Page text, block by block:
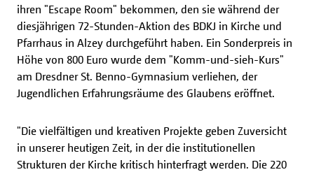
ihren "Escape Room" bekommen, den sie während der
diesjährigen 72-Stunden-Aktion des BDKJ in Kirche und
Pfarrhaus in Alzey durchgeführt haben. Ein Sonderpreis in
Höhe von 800 Euro wurde dem "Komm-und-sieh-Kurs"
am Dresdner St. Benno-Gymnasium verliehen, der
Jugendlichen Erfahrungsräume des Glaubens eröffnet.
"Die vielfältigen und kreativen Projekte geben Zuversicht
in unserer heutigen Zeit, in der die institutionellen
Strukturen der Kirche kritisch hinterfragt werden. Die 220